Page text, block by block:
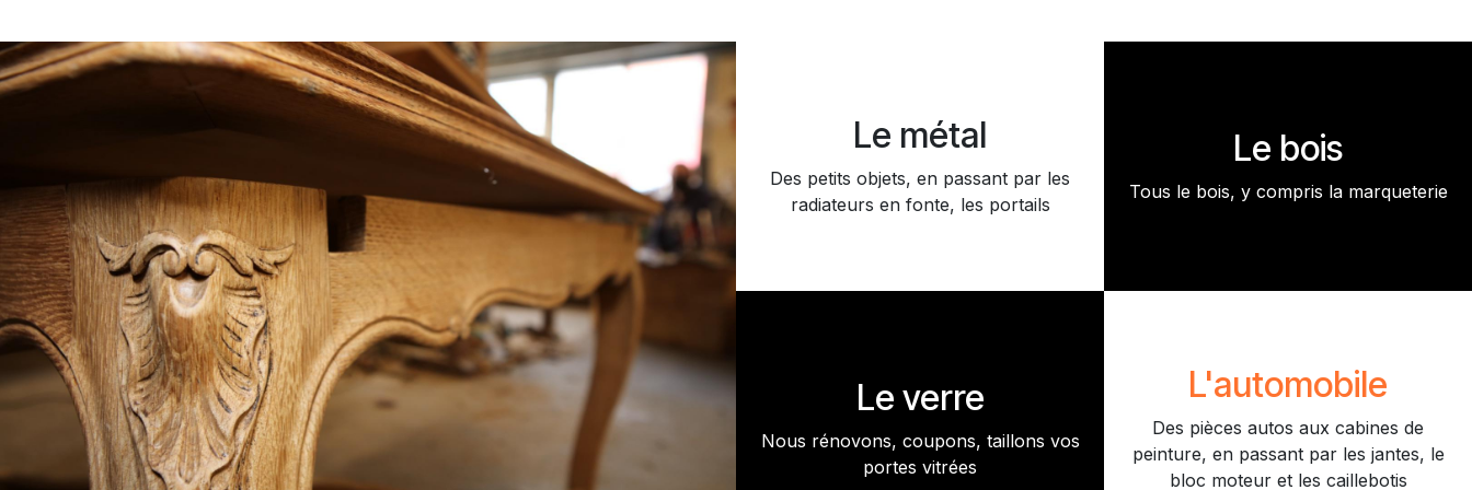
Le métal
Des petits objets, en passant par les
radiateurs en fonte, les portails
Le bois
Tous le bois, y compris la marqueterie
Le verre
Nous rénovons, coupons, taillons vos
portes vitrées
L'automobile
Des pièces autos aux cabines de
peinture, en passant par les jantes, le
bloc moteur et les caillebotis